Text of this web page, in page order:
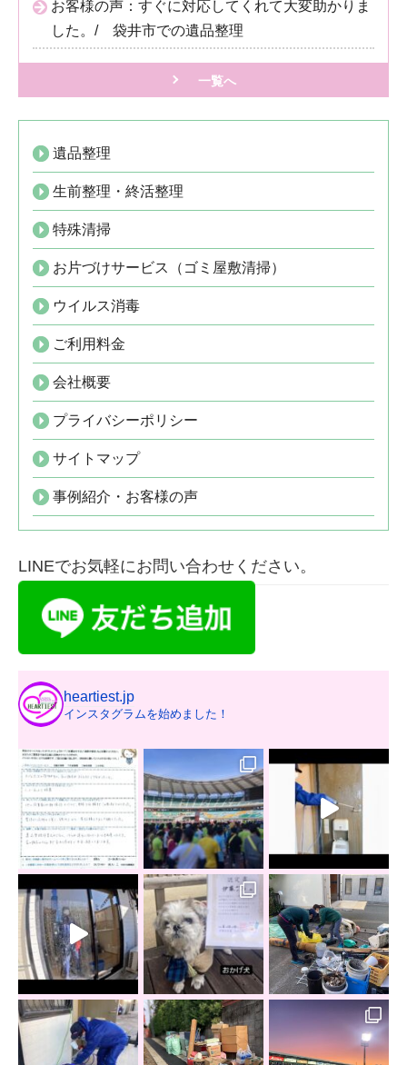
お客様の声：すぐに対応してくれて大変助かりま
した。/ 袋井市での遺品整理
一覧へ
遺品整理
生前整理・終活整理
特殊清掃
お片づけサービス（ゴミ屋敷清掃）
ウイルス消毒
ご利用料金
会社概要
プライバシーポリシー
サイトマップ
事例紹介・お客様の声
LINEでお気軽にお問い合わせください。
heartiest.jp
インスタグラムを始めました！